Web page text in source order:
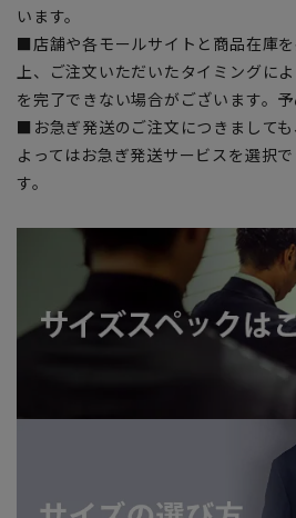
います。
■店舗や各モールサイトと商品在庫
上、ご注文いただいたタイミングに
を完了できない場合がございます。予
■お急ぎ発送のご注文につきまして
よってはお急ぎ発送サービスを選択
す。